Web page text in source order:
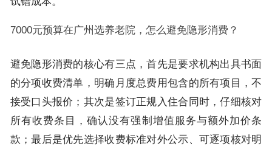
7000元预算在广州选养老院，怎么避免隐形消费？
避免隐形消费的核心有三点，首先是要求机构出具书面
的分项收费清单，明确月度总费用包含的所有项目，不
接受口头报价；其次是签订正规入住合同时，仔细核对
所有收费条目，确认没有强制增值服务与额外加价条
款；最后是优先选择收费标准对外公示、可逐项核对明